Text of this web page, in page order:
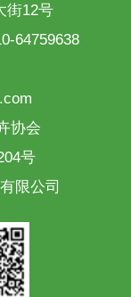
街12号
64759638
协会
号
限公司